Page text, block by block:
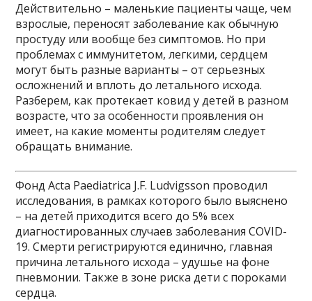
Действительно – маленькие пациенты чаще, чем
взрослые, переносят заболевание как обычную
простуду или вообще без симптомов. Но при
проблемах с иммунитетом, легкими, сердцем
могут быть разные варианты – от серьезных
осложнений и вплоть до летального исхода.
Разберем, как протекает ковид у детей в разном
возрасте, что за особенности проявления он
имеет, на какие моменты родителям следует
обращать внимание.
Фонд Acta Paediatrica J.F. Ludvigsson проводил
исследования, в рамках которого было выяснено
– на детей приходится всего до 5% всех
диагностированных случаев заболевания COVID-
19. Смерти регистрируются единично, главная
причина летального исхода – удушье на фоне
пневмонии. Также в зоне риска дети с пороками
сердца.